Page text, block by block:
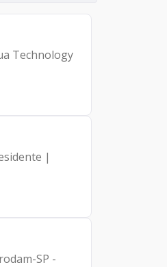
Technology
|
SP -